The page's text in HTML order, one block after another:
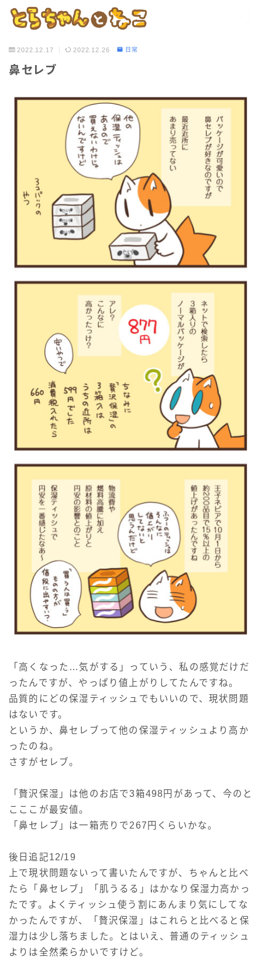
2022.12.17 2022.12.26 日常
鼻セレブ
「高くなった…気がする」っていう、私の感覚だけだ
ったんですが、やっぱり値上がりしてたんですね。
品質的にどの保湿ティッシュでもいいので、現状問題
はないです。
というか、鼻セレブって他の保湿ティッシュより高か
ったのね。
さすがセレブ。
「贅沢保湿」は他のお店で3箱498円があって、今のと
こここが最安値。
「鼻セレブ」は一箱売りで267円くらいかな。
後日追記12/19
上で現状問題ないって書いたんですが、ちゃんと比べ
たら「鼻セレブ」「肌うるる」はかなり保湿力高かっ
たです。よくティッシュ使う割にあんまり気にしてな
かったんですが、「贅沢保湿」はこれらと比べると保
湿力は少し落ちました。とはいえ、普通のティッシュ
よりは全然柔らかいですけど。